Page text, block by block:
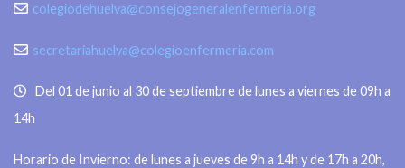
colegiodehuelva@consejogeneralenfermeria.org
secretariahuelva@colegioenfermeria.com
Del 01 de junio al 30 de septiembre de lunes a viernes de 09h a
14h
Horario de Invierno: de lunes a jueves de 9h a 14h y de 17h a 20h,